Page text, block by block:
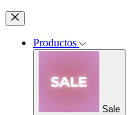
Productos
Sale